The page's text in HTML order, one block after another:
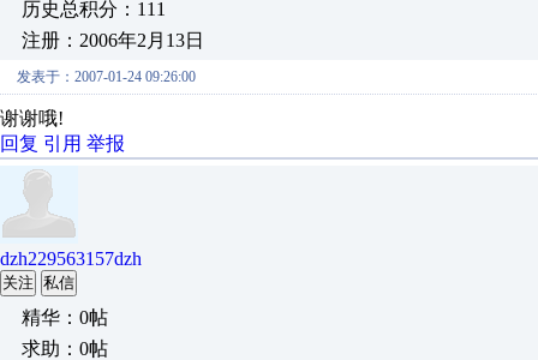
历史总积分：111
注册：2006年2月13日
发表于：2007-01-24 09:26:00
谢谢哦!
回复 引用 举报
dzh229563157dzh
关注 私信
精华：0帖
求助：0帖